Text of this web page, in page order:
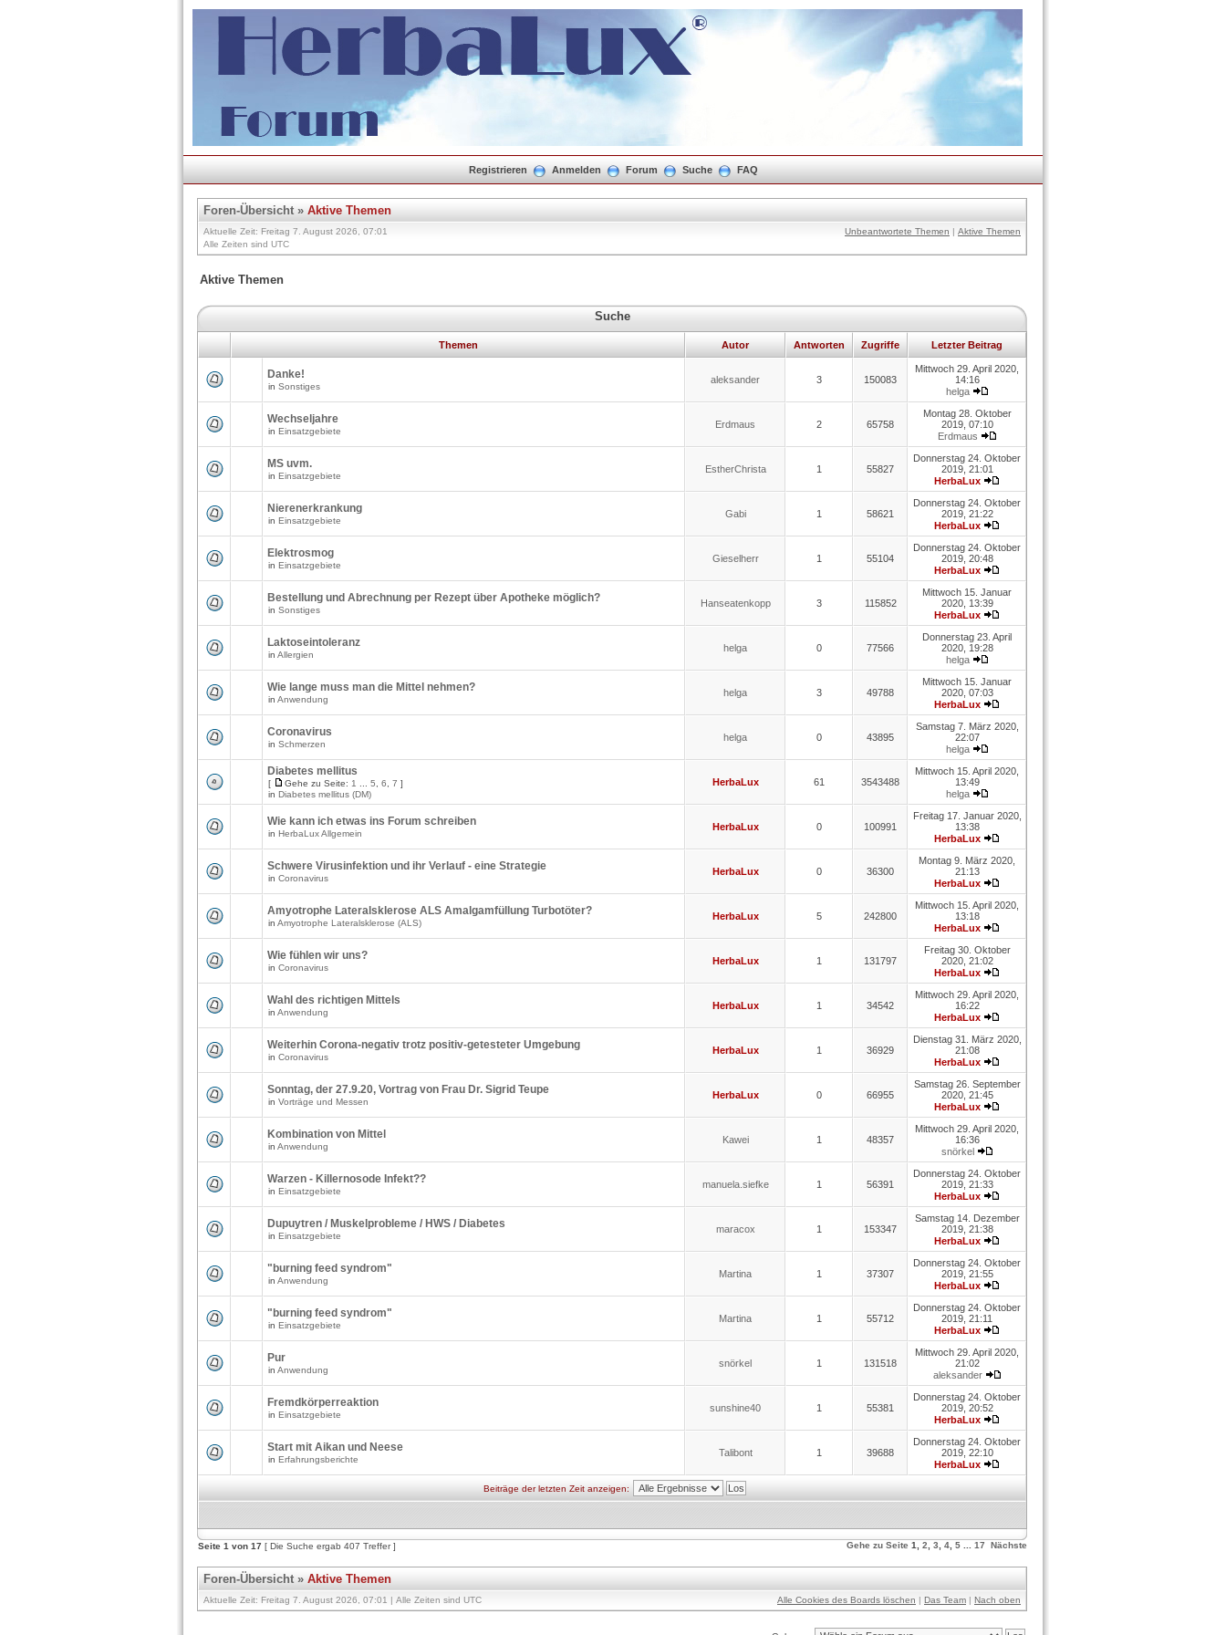
Registrieren Anmelden Forum Suche FAQ
Foren-Übersicht» Aktive Themen
Aktuelle Zeit: Freitag 7. August 2026, 07:01
Alle Zeiten sind UTC
Unbeantwortete Themen | Aktive Themen
Aktive Themen
Suche
Themen Autor Antworten Zugriffe Letzter Beitrag
Danke!
in Sonstiges
aleksander 3 150083
Mittwoch 29. April 2020,
14:16
helga
Wechseljahre
in Einsatzgebiete
Erdmaus 2 65758
Montag 28. Oktober
2019, 07:10
Erdmaus
MS uvm.
in Einsatzgebiete
EstherChrista 1 55827
Donnerstag 24. Oktober
2019, 21:01
HerbaLux
Nierenerkrankung
in Einsatzgebiete
Gabi 1 58621
Donnerstag 24. Oktober
2019, 21:22
HerbaLux
Elektrosmog
in Einsatzgebiete
Gieselherr 1 55104
Donnerstag 24. Oktober
2019, 20:48
HerbaLux
Bestellung und Abrechnung per Rezept über Apotheke möglich?
in Sonstiges
Hanseatenkopp 3 115852
Mittwoch 15. Januar
2020, 13:39
HerbaLux
Laktoseintoleranz
in Allergien
helga 0 77566
Donnerstag 23. April
2020, 19:28
helga
Wie lange muss man die Mittel nehmen?
in Anwendung
helga 3 49788
Mittwoch 15. Januar
2020, 07:03
HerbaLux
Coronavirus
in Schmerzen
helga 0 43895
Samstag 7. März 2020,
22:07
helga
Diabetes mellitus
[ Gehe zu Seite: 1 5 6 7 ]
in Diabetes mellitus (DM)
HerbaLux 61 3543488
Mittwoch 15. April 2020,
13:49
helga
Wie kann ich etwas ins Forum schreiben
in HerbaLux Allgemein
HerbaLux 0 100991
Freitag 17. Januar 2020,
13:38
HerbaLux
Schwere Virusinfektion und ihr Verlauf - eine Strategie
in Coronavirus
HerbaLux 0 36300
Montag 9. März 2020,
21:13
HerbaLux
Amyotrophe Lateralsklerose ALS Amalgamfüllung Turbotöter?
in Amyotrophe Lateralsklerose (ALS)
HerbaLux 5 242800
Mittwoch 15. April 2020,
13:18
HerbaLux
Wie fühlen wir uns?
in Coronavirus
HerbaLux 1 131797
Freitag 30. Oktober
2020, 21:02
HerbaLux
Wahl des richtigen Mittels
in Anwendung
HerbaLux 1 34542
Mittwoch 29. April 2020,
16:22
HerbaLux
Weiterhin Corona-negativ trotz positiv-getesteter Umgebung
in Coronavirus
HerbaLux 1 36929
Dienstag 31. März 2020,
21:08
HerbaLux
Sonntag, der 27.9.20, Vortrag von Frau Dr. Sigrid Teupe
in Vorträge und Messen
HerbaLux 0 66955
Samstag 26. September
2020, 21:45
HerbaLux
Kombination von Mittel
in Anwendung
Kawei 1 48357
Mittwoch 29. April 2020,
16:36
snörkel
Warzen - Killernosode Infekt??
in Einsatzgebiete
manuela.siefke 1 56391
Donnerstag 24. Oktober
2019, 21:33
HerbaLux
Dupuytren / Muskelprobleme / HWS / Diabetes
in Einsatzgebiete
maracox 1 153347
Samstag 14. Dezember
2019, 21:38
HerbaLux
"burning feed syndrom"
in Anwendung
Martina 1 37307
Donnerstag 24. Oktober
2019, 21:55
HerbaLux
"burning feed syndrom"
in Einsatzgebiete
Martina 1 55712
Donnerstag 24. Oktober
2019, 21:11
HerbaLux
Pur
in Anwendung
snörkel 1 131518
Mittwoch 29. April 2020,
21:02
aleksander
Fremdkörperreaktion
in Einsatzgebiete
sunshine40 1 55381
Donnerstag 24. Oktober
2019, 20:52
HerbaLux
Start mit Aikan und Neese
in Erfahrungsberichte
Talibont 1 39688
Donnerstag 24. Oktober
2019, 22:10
HerbaLux
Beiträge der letzten Zeit anzeigen:
Seite 1 von 17 [ Die Suche ergab 407 Treffer ] Gehe zu Seite 1 2 3 4 5 17 Nächste
Foren-Übersicht» Aktive Themen
Aktuelle Zeit: Freitag 7. August 2026, 07:01 | Alle Zeiten sind UTC Alle Cookies des Boards löschen | Das Team | Nach oben